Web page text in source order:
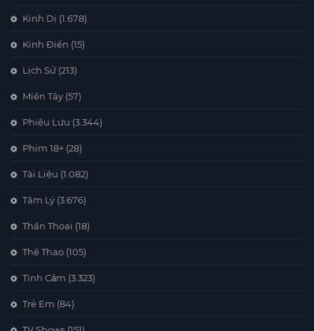
Kinh Dị (1.678)
Kinh Điển (15)
Lịch Sử (213)
Miền Tây (57)
Phiêu Lưu (3.344)
Phim 18+ (28)
Tài Liệu (1.082)
Tâm Lý (3.676)
Thần Thoại (18)
Thể Thao (105)
Tình Cảm (3.323)
Trẻ Em (84)